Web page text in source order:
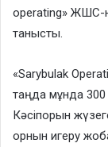
operating» ЖШС-
танысты.
«Sarybulak
таңда мұнда 300
Кәсіпорын
орнын игеру